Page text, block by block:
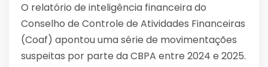
O relatório de inteligência financeira do
Conselho de Controle de Atividades Financeiras
(Coaf) apontou uma série de movimentações
suspeitas por parte da CBPA entre 2024 e 2025.